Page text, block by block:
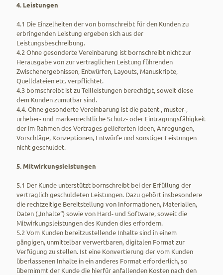
4. Leistungen
4.1 Die Einzelheiten der von bornschreibt für den Kunden zu
erbringenden Leistung ergeben sich aus der
Leistungsbeschreibung.
4.2 Ohne gesonderte Vereinbarung ist bornschreibt nicht zur
Herausgabe von zur vertraglichen Leistung führenden
Zwischenergebnissen, Entwürfen, Layouts, Manuskripte,
Quelldateien etc. verpflichtet.
4.3 bornschreibt ist zu Teilleistungen berechtigt, soweit diese
dem Kunden zumutbar sind.
4.4. Ohne gesonderte Vereinbarung ist die patent-, muster-,
urheber- und markenrechtliche Schutz- oder Eintragungsfähigkeit
der im Rahmen des Vertrages gelieferten Ideen, Anregungen,
Vorschläge, Konzeptionen, Entwürfe und sonstiger Leistungen
nicht geschuldet.
5. Mitwirkungsleistungen
5.1 Der Kunde unterstützt bornschreibt bei der Erfüllung der
vertraglich geschuldeten Leistungen. Dazu gehört insbesondere
die rechtzeitige Bereitstellung von Informationen, Materialien,
Daten („Inhalte“) sowie von Hard- und Software, soweit die
Mitwirkungsleistungen des Kunden dies erfordern.
5.2 Vom Kunden bereitzustellende Inhalte sind in einem
gängigen, unmittelbar verwertbaren, digitalen Format zur
Verfügung zu stellen. Ist eine Konvertierung der vom Kunden
überlassenen Inhalte in ein anderes Format erforderlich, so
übernimmt der Kunde die hierfür anfallenden Kosten nach den